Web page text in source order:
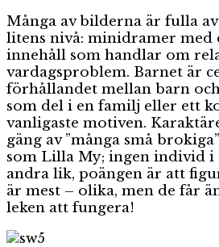
Många av bilderna är fulla
litens nivå: minidramer med
innehåll som handlar om
vardagsproblem. Barnet är
förhållandet mellan barn
som del i en familj eller ett
vanligaste motiven.
gäng av ”många små
som Lilla My; ingen individ i
andra lik, poängen är att
är mest – olika, men de får
leken att fungera!